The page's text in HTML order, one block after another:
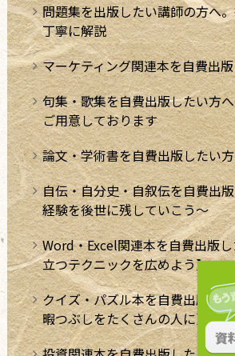
問題集を出版したい講師の方へ
丁寧に解説
マーケティング関連本を自費出
句集・歌集を自費出版したい方
ご用意しております
論文・学術書を自費出版したい
自伝・自分史・自叙伝を自費出
経験を後世に残していこう～
Word・Excel関連本を自費出版
立つテクニックを広めよう】
クイズ・パズル本を自費出版し
暇つぶしをたくさんの人に】